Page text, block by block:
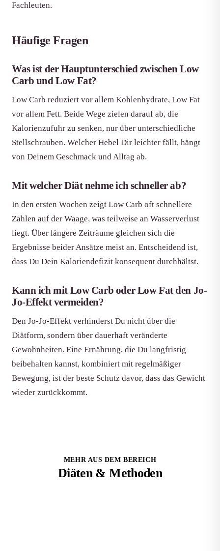
Fachleuten.
Häufige Fragen
Was ist der Hauptunterschied zwischen Low
Carb und Low Fat?
Low Carb reduziert vor allem Kohlenhydrate, Low Fat
vor allem Fett. Beide Wege zielen darauf ab, die
Kalorienzufuhr zu senken, nur über unterschiedliche
Stellschrauben. Welcher Hebel Dir leichter fällt, hängt
von Deinem Geschmack und Alltag ab.
Mit welcher Diät nehme ich schneller ab?
In den ersten Wochen zeigt Low Carb oft schnellere
Zahlen auf der Waage, was teilweise an Wasserverlust
liegt. Über längere Zeiträume gleichen sich die
Ergebnisse beider Ansätze meist an. Entscheidend ist,
dass Du Dein Kaloriendefizit konsequent durchhältst.
Kann ich mit Low Carb oder Low Fat den Jo-
Jo-Effekt vermeiden?
Den Jo-Jo-Effekt verhinderst Du nicht über die
Diätform, sondern über dauerhaft veränderte
Gewohnheiten. Eine Ernährung, die Du langfristig
beibehalten kannst, kombiniert mit regelmäßiger
Bewegung, ist der beste Schutz davor, dass das Gewicht
wieder zurückkommt.
MEHR AUS DEM BEREICH
Diäten & Methoden